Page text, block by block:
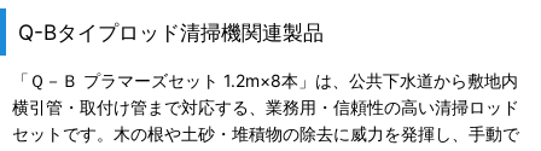
Q-Bタイプロッド清掃機関連製品
「Ｑ－Ｂ プラマーズセット 1.2m×8本」は、公共下水道から敷地内
横引管・取付け管まで対応する、業務用・信頼性の高い清掃ロッド
セットです。木の根や土砂・堆積物の除去に威力を発揮し、手動で